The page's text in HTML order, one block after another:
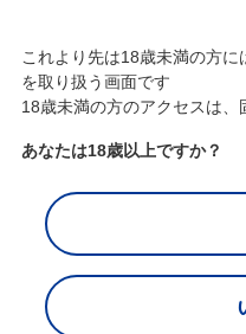
これより先は18歳未満の方
を取り扱う画面です
18歳未満の方のアクセスは、
あなたは18歳以上ですか？